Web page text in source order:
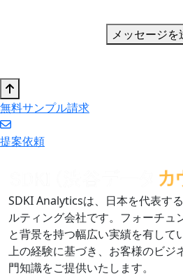
メッセージを
無料サンプル請求
提案依頼
SDKI Analyticsは、日本を代表す
ルティング会社です。フォーチュ
と背景を持つ幅広い実績を有して
上の経験に基づき、お客様のビジ
門知識をご提供いたします。